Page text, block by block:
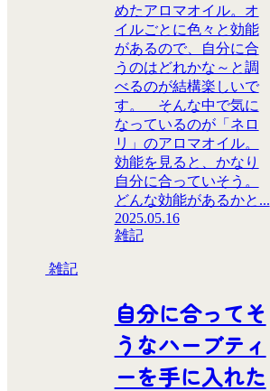
めたアロマオイル。オ
イルごとに色々と効能
があるので、自分に合
うのはどれかな～と調
べるのが結構楽しいで
す。 そんな中で気に
なっているのが「ネロ
リ」のアロマオイル。
効能を見ると、かなり
自分に合っていそう。
どんな効能があるかと...
2025.05.16
雑記
雑記
自分に合ってそ
うなハーブティ
ーを手に入れた